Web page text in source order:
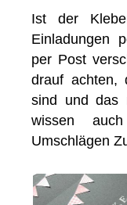
Ist der
Einladungen
per Post
drauf achten,
sind und das
wissen
Umschlägen